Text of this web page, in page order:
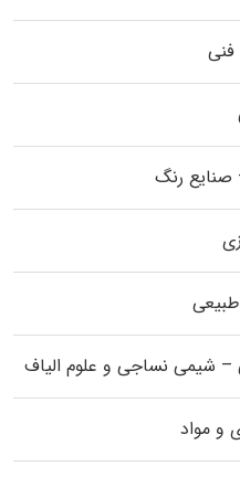
فنی
صنایع رنگ
شیمی نساجی و علوم الیاف
و مواد